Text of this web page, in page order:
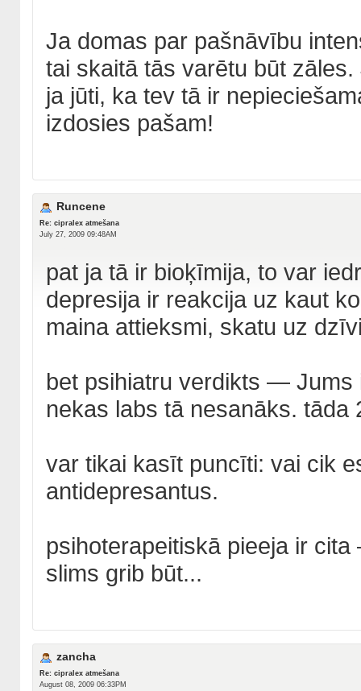
Ja domas par pašnāvību
tai skaitā tās varētu būt
ja jūti, ka tev tā ir
izdosies pašam!
Runcene
Re: cipralex atmešana
July 27, 2009 09:48AM
pat ja tā ir bioķīmija, to var
depresija ir reakcija uz kaut
maina attieksmi, skatu uz
bet psihiatru verdikts —
nekas labs tā nesanāks. tāda
var tikai kasīt puncīti: vai cik
antidepresantus.
psihoterapeitiskā pieeja ir
slims grib būt...
zancha
Re: cipralex atmešana
August 08, 2009 06:33PM